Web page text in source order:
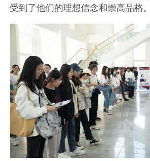
受到了他们的理想信念和崇高品格。